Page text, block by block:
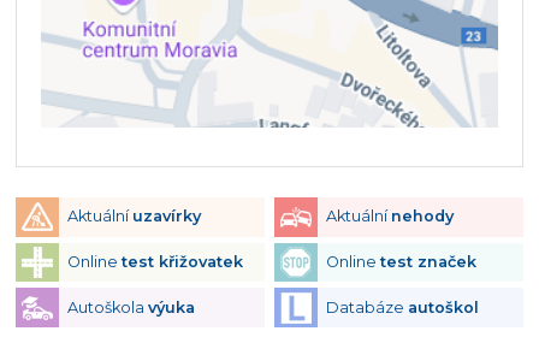
Aktuální uzavírky Aktuální nehody
Onlinetest křižovatek Onlinetest značek
Autoškola výuka Databáze autoškol